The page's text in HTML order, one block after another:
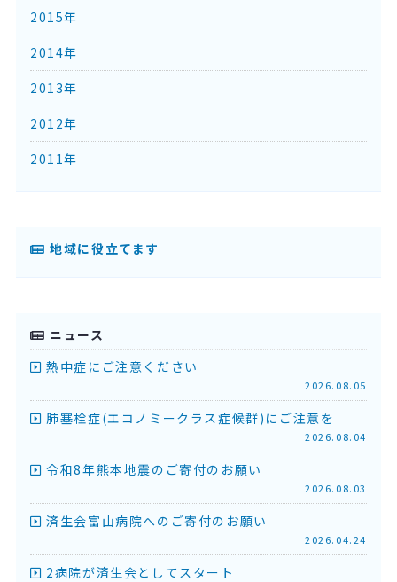
2015年
2014年
2013年
2012年
2011年
地域に役立てます
ニュース
熱中症にご注意ください
2026.08.05
肺塞栓症(エコノミークラス症候群)にご注意を
2026.08.04
令和8年熊本地震のご寄付のお願い
2026.08.03
済生会富山病院へのご寄付のお願い
2026.04.24
2病院が済生会としてスタート